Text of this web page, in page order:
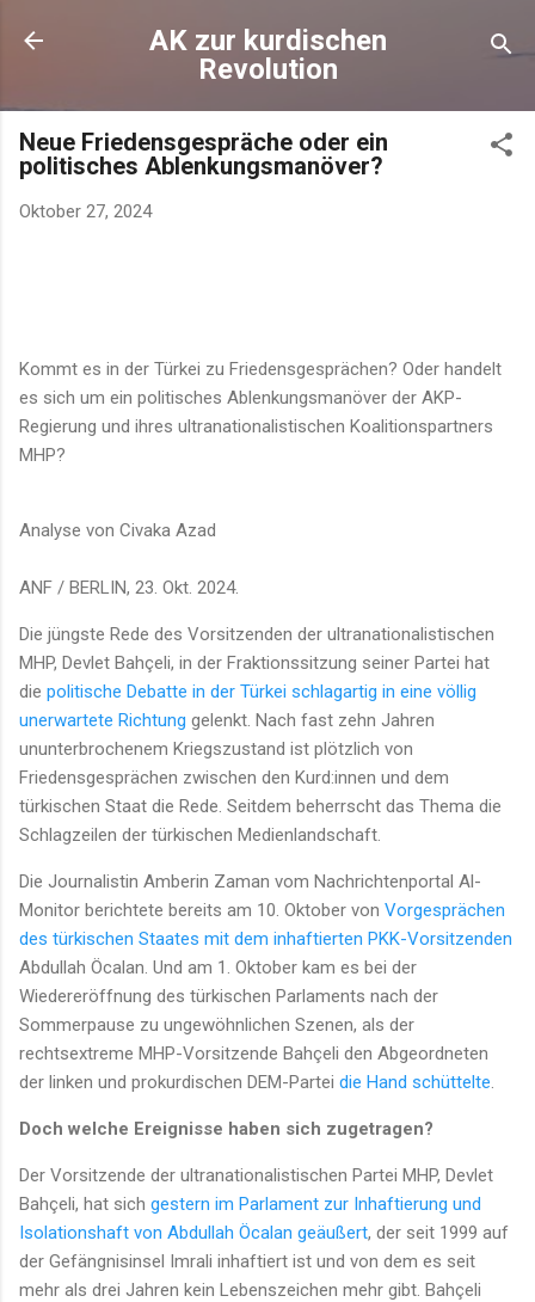
Direkt zum Hauptbereich
AK zur kurdischen
Revolution
Neue Friedensgespräche oder ein
politisches Ablenkungsmanöver?
Oktober 27, 2024
Kommt es in der Türkei zu Friedensgesprächen? Oder handelt
es sich um ein politisches Ablenkungsmanöver der AKP-
Regierung und ihres ultranationalistischen Koalitionspartners
MHP?
Analyse von Civaka Azad
ANF / BERLIN, 23. Okt. 2024.
Die jüngste Rede des Vorsitzenden der ultranationalistischen
MHP, Devlet Bahçeli, in der Fraktionssitzung seiner Partei hat
die politische Debatte in der Türkei schlagartig in eine völlig
unerwartete Richtung gelenkt. Nach fast zehn Jahren
ununterbrochenem Kriegszustand ist plötzlich von
Friedensgesprächen zwischen den Kurd:innen und dem
türkischen Staat die Rede. Seitdem beherrscht das Thema die
Schlagzeilen der türkischen Medienlandschaft.
Die Journalistin Amberin Zaman vom Nachrichtenportal Al-
Monitor berichtete bereits am 10. Oktober von Vorgesprächen
des türkischen Staates mit dem inhaftierten PKK-Vorsitzenden
Abdullah Öcalan. Und am 1. Oktober kam es bei der
Wiedereröffnung des türkischen Parlaments nach der
Sommerpause zu ungewöhnlichen Szenen, als der
rechtsextreme MHP-Vorsitzende Bahçeli den Abgeordneten
der linken und prokurdischen DEM-Partei die Hand schüttelte.
Doch welche Ereignisse haben sich zugetragen?
Der Vorsitzende der ultranationalistischen Partei MHP, Devlet
Bahçeli, hat sich gestern im Parlament zur Inhaftierung und
Isolationshaft von Abdullah Öcalan geäußert, der seit 1999 auf
der Gefängnisinsel Imrali inhaftiert ist und von dem es seit
mehr als drei Jahren kein Lebenszeichen mehr gibt. Bahçeli